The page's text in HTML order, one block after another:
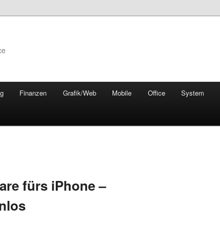
Finanzen Grafik/Web Mobile Office System
fürs iPhone –